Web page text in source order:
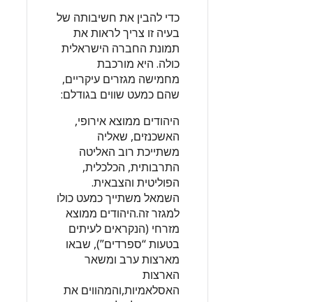
כדי להבין את חשיבותה של
בעיה זו צריך לראות את
תמונת החברה הישראלית
כולה. היא מורכבת
מחמישה מגזרים עיקריים,
שהם כמעט שווים בגודלם:
היהודים ממוצא אירופי,
האשכנזים, שאליה
משתייכת רוב האליטה
התרבותית, הכלכלית,
הפוליטית והצבאית.
השמאל משתייך כמעט כולו
למגזר זה.היהודים ממוצא
מזרחי (הנקראים לעיתים
בטעות “ספרדים”), שבאו
מארצות ערב ומשאר
הארצות
האסלאמיות,והמהווים את